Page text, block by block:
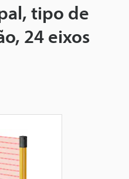
tipo de
24 eixos